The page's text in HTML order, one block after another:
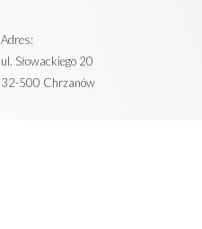
Adres:
ul. Słowackiego 20
32-500 Chrzanów